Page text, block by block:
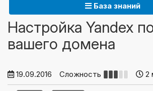
База знаний
Настройка Yandex
вашего домена
19.09.2016 Сложность 2